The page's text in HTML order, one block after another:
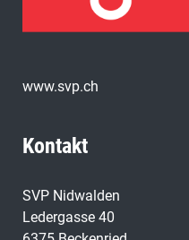
www.svp.ch
Kontakt
SVP Nidwalden
Ledergasse 40